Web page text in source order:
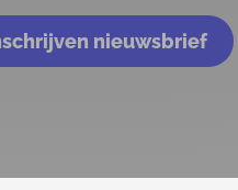
nieuwsbrief